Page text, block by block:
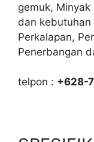
gemuk, Minyak
dan
Perkalapan,
Penerbangan
telpon : +628-